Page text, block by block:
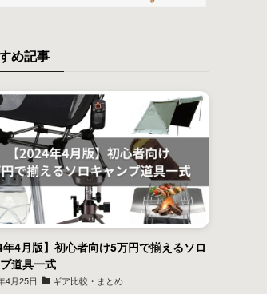
め記事
年4月版】初心者向け5万円で揃えるソロ
道具一式
4月25日 ギア比較・まとめ